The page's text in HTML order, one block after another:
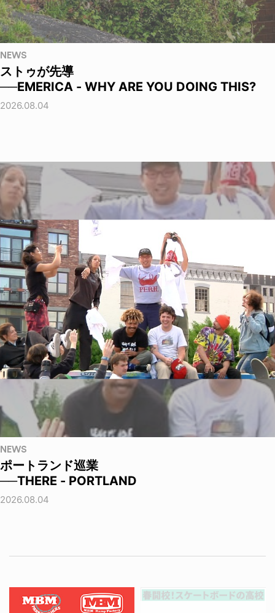
NEWS
ストゥが先導
──EMERICA - WHY ARE YOU DOING THIS?
2026.08.04
NEWS
ポートランド巡業
──THERE - PORTLAND
2026.08.04